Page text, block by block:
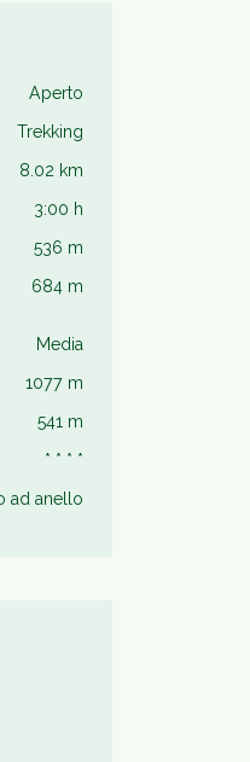
Aperto
Trekking
8.02 km
3:00 h
536 m
684 m
Media
1077 m
541 m
* * * *
ad anello